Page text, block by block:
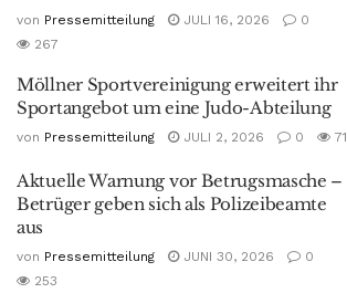
von Pressemitteilung JULI 16, 2026
0
267
Möllner Sportvereinigung erweitert ihr
Sportangebot um eine Judo-Abteilung
von Pressemitteilung JULI 2, 2026 0 71
Aktuelle Warnung vor Betrugsmasche –
Betrüger geben sich als Polizeibeamte
aus
von Pressemitteilung JUNI 30, 2026
0
253